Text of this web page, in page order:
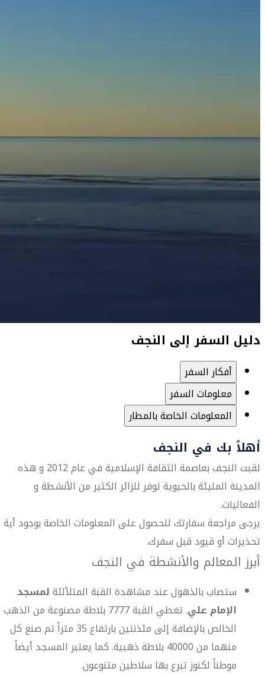
دليل السفر إلى النجف
أفكار السفر
معلومات السفر
المعلومات الخاصة بالمطار
أهلاً بك في النجف
لقبت النجف بعاصمة الثقافة الإسلامية في عام 2012 و هذه
المدينة المليئة بالحيوية توفر للزائر الكثير من الأنشطة و
الفعاليات.
يرجى مراجعة سفارتك للحصول على المعلومات الخاصة بوجود أية
تحذيرات أو قيود قبل سفرك.
أبرز المعالم والأنشطة في النجف
ستصاب بالذهول عند مشاهدة القبة المتلألئةلمسجد
الإمام علي
. تغطي القبة 7777 بلاطة مصنوعة من الذهب
الخالص بالإضافة إلى مئذنتين بارتفاع 35 متراً تم صنع كل
منهما من 40000 بلاطة ذهبية. كما يعتبر المسجد أيضاً
موطناً لكنوز تبرع بها سلاطين متنوعون.